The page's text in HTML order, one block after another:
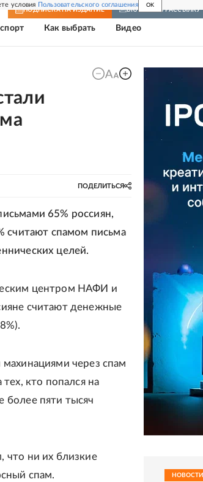
условия Пользовательского соглашения OK
ПОДПИСКА НА ИЗДАНИЕ ВКЛЮЧИТЬ РАССЫЛКУ
Как выбрать Видео
ПОДЕЛИТЬСЯ
65% россиян,
считают спамом письма
целей.
центром НАФИ и
считают денежные
через спам
кто попался на
более пяти тысяч
что ни их близкие
спам.
НОВОСТИ